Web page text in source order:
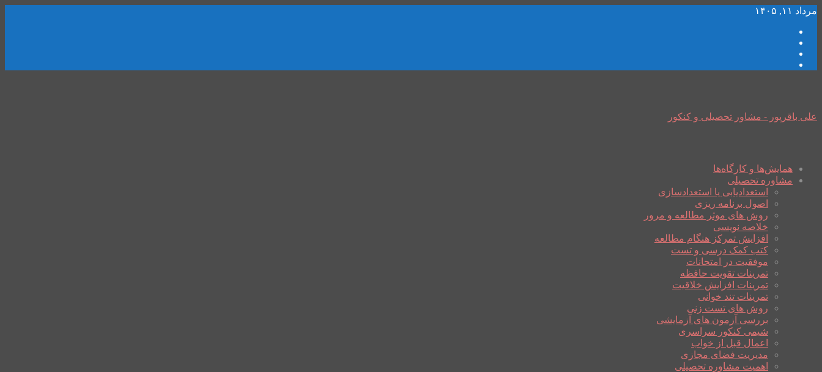
مرداد ۱۱, ۱۴۰۵
علی باقرپور - مشاور تحصیلی و کنکور
همایش‌ها و کارگاه‌ها
مشاوره تحصیلی
استعدادیابی یا استعدادسازی
اصول برنامه ریزی
روش های موثر مطالعه و مرور
خلاصه نویسی
افزایش تمرکز هنگام مطالعه
کتب کمک درسی و تست
موفقیت در امتحانات
تمرینات تقویت حافظه
تمرینات افزایش خلاقیت
تمرینات تند خوانی
روش های تست زنی
بررسی آزمون های آزمایشی
شیمی کنکور سراسری
اعمال قبل از خواب
مدیریت فضای مجازی
اهمیت مشاوره تحصیلی